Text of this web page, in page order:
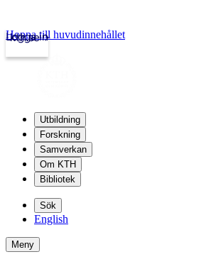
kth.se
Logga in
Hoppa till huvudinnehållet
Utbildning
Forskning
Samverkan
Om KTH
Bibliotek
Sök
English
Meny